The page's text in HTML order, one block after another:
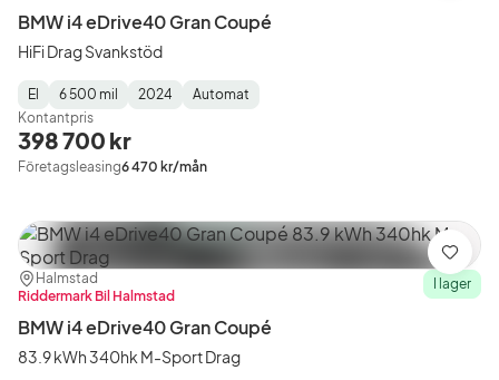
BMW i4 eDrive40 Gran Coupé
HiFi Drag Svankstöd
Fuel
Type:
El
Mätarställning :
6 500 mil
Model
Year:
2024
Gearbox
Type:
Automat
Kontantpris
398 700 kr
Företagsleasing6 470 kr/mån
Plats:
Halmstad
Återförsäljare:
Riddermark Bil Halmstad
I lager
BMW i4 eDrive40 Gran Coupé
83.9 kWh 340hk M-Sport Drag
Spara